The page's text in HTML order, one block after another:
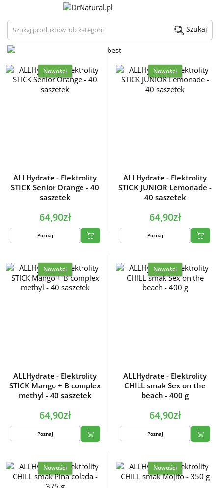
Szukaj produktów lub kategorii Szukaj
Nowości
ALLHydrate - Elektrolity
STICK Senior Orange - 40
saszetek
64,90zł
Poznaj
Nowości
ALLHydrate - Elektrolity
STICK JUNIOR Lemonade -
40 saszetek
64,90zł
Poznaj
Nowości
ALLHydrate - Elektrolity
STICK Mango + B complex
methyl - 40 saszetek
64,90zł
Poznaj
Nowości
ALLHydrate - Elektrolity
CHILL smak Sex on the
beach - 400 g
64,90zł
Poznaj
Nowości Nowości